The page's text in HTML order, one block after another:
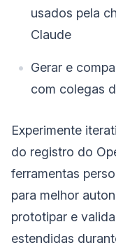
usados pela
Claude
Gerar e
com colegas
Experimente
do registro do
ferramentas
para melhor
prototipar e
estendidas